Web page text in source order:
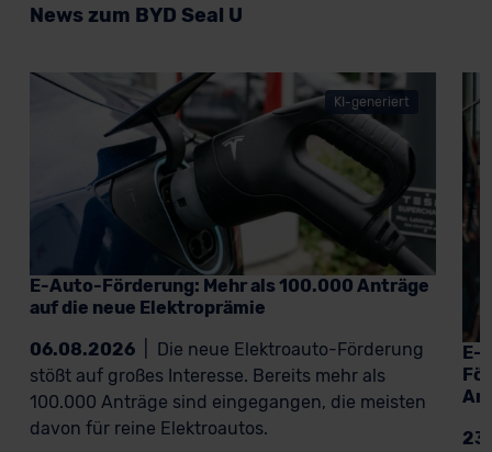
News zum BYD Seal U
KI-generiert
E-Auto-Förderung: Mehr als 100.000 Anträge
auf die neue Elektroprämie
06.08.2026
Die neue Elektroauto-Förderung
stößt auf großes Interesse. Bereits mehr als
100.000 Anträge sind eingegangen, die meisten
davon für reine Elektroautos.
E-